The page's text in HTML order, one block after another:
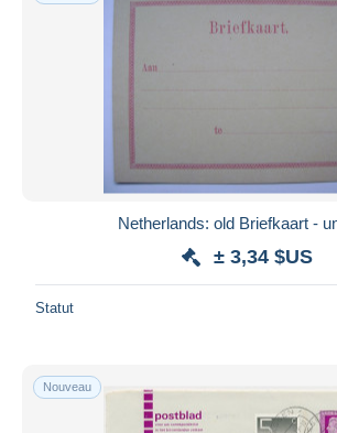
Netherlands: old Briefkaart -
± 3,34 $US
Statut
Nouveau